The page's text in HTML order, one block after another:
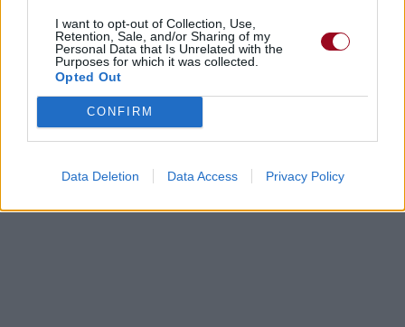
I want to opt-out of Collection, Use,
Retention, Sale, and/or Sharing of my
Personal Data that Is Unrelated with the
Purposes for which it was collected.
Opted Out
CONFIRM
Data Deletion Data Access Privacy Policy